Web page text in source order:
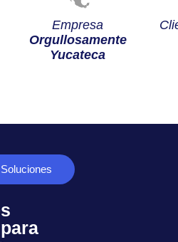
Empresa
Orgullosamente
Yucateca
Soluciones